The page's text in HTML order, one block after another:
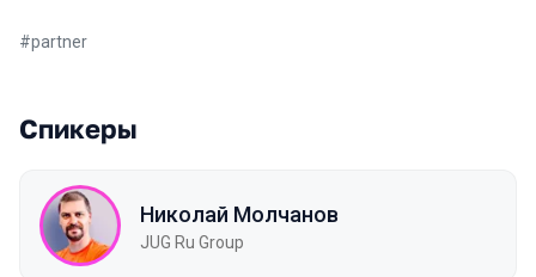
#partner
Спикеры
Николай Молчанов
JUG Ru Group